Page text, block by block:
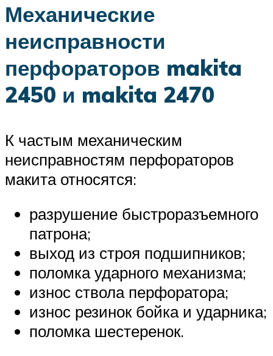
Механические
неисправности
перфораторов makita
2450 и makita 2470
К частым механическим
неисправностям перфораторов
макита относятся:
разрушение быстроразъемного
патрона;
выход из строя подшипников;
поломка ударного механизма;
износ ствола перфоратора;
износ резинок бойка и ударника;
поломка шестеренок.